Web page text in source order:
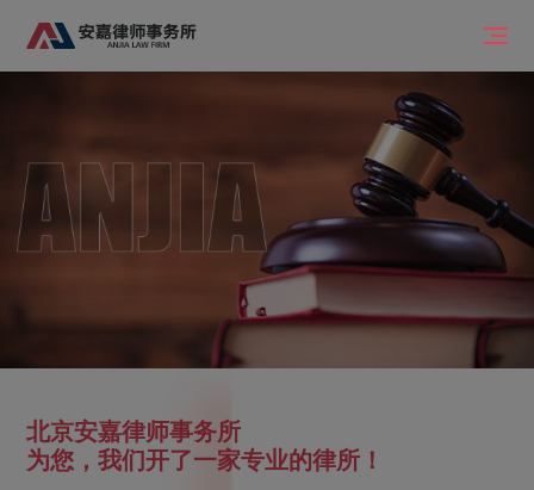
北京安嘉律师事务所
为您，我们开了一家专业的律所！